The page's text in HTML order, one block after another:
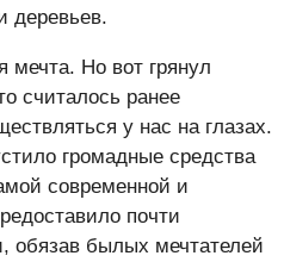
деревьев.
мечта. Но вот грянул
считалось ранее
у нас на глазах.
громадные средства
современной и
почти
обязав былых мечтателей